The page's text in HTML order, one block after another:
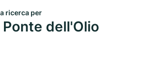
ricerca per
dell'Olio